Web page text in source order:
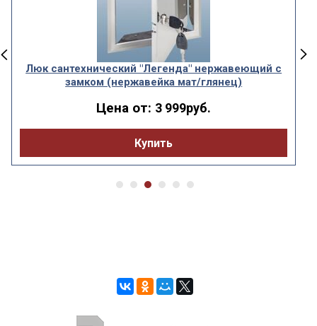
Люк сантехнический "Легенда" нержавеющий с
замком (нержавейка мат/глянец)
Цена от: 3 999руб.
Купить